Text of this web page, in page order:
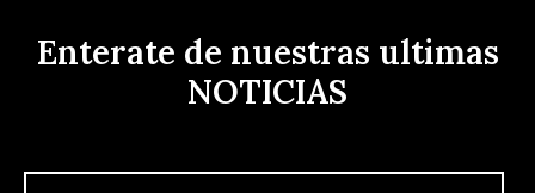
Enterate de nuestras ultimas
NOTICIAS